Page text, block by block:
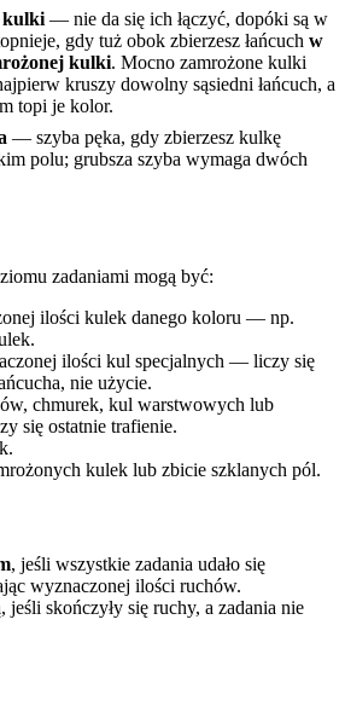
kulki — nie da się ich łączyć, dopóki są w
gdy tuż obok zbierzesz łańcuch w
kulki. Mocno zamrożone kulki
kruszy dowolny sąsiedni łańcuch, a
topi je kolor.
— szyba pęka, gdy zbierzesz kulkę
polu; grubsza szyba wymaga dwóch
zadaniami mogą być:
ilości kulek danego koloru — np.
ilości kul specjalnych — liczy się
nie użycie.
chmurek, kul warstwowych lub
się ostatnie trafienie.
kulek lub zbicie szklanych pól.
, jeśli wszystkie zadania udało się
wyznaczonej ilości ruchów.
, jeśli skończyły się ruchy, a zadania nie